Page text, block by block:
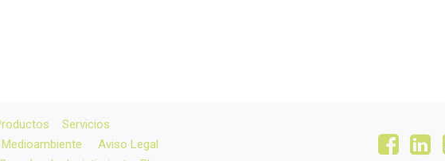
Servicios
Aviso Legal